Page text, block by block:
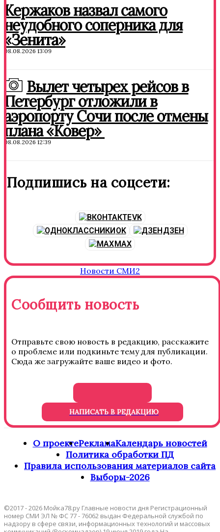
Кержаков назвал самого
неудобного соперника для
«Зенита»
08.08.2026 13:09
Вылет четырех рейсов в
Петербург отложили в
аэропорту Сочи после отмены
плана «Ковер»
08.08.2026 12:39
Подпишись на соцсети:
VK
OK
ДЗЕН
MAX
Новости СМИ2
Сообщить новость
Отправьте свою новость в редакцию, расскажите
о проблеме или подкиньте тему для публикации.
Сюда же загружайте ваше видео и фото.
НАПИСАТЬ В РЕДАКЦИЮ
О проектеРекламаКалендарь новостей
Политика обработки ПД
Правила использования материалов сайта
Выборы-2026
©2017 - 2026 Мойка78.ру Главные новости дня Регистрационный
номер СМИ ЭЛ № ФС 77 - 76062 выдан Федеральной службой по
надзору в сфере связи, информационных технологий и массовых